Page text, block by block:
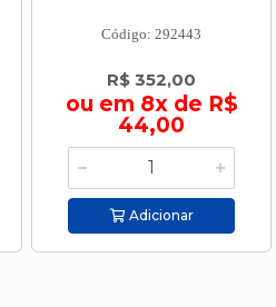
Código: 292443
R$ 352,00
ou em 8x de R$
44,00
Adicionar